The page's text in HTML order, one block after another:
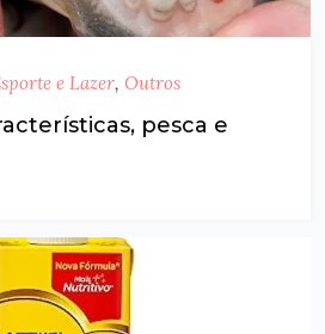
e Lazer, Outros
pesca e